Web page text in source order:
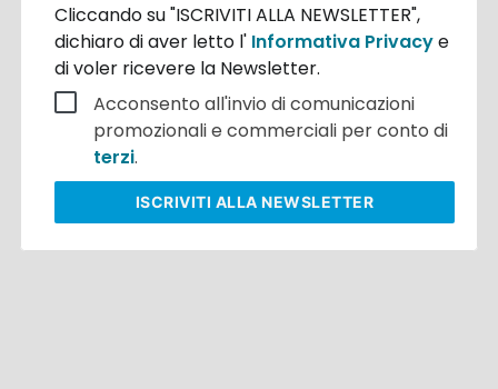
Cliccando su "ISCRIVITI ALLA NEWSLETTER",
dichiaro di aver letto l' Informativa Privacye
di voler ricevere la Newsletter.
Acconsento all'invio di comunicazioni
promozionali e commerciali per conto di
terzi.
ISCRIVITI ALLA NEWSLETTER